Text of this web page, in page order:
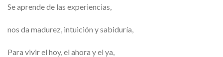
Se aprende de las experiencias,
nos da madurez, intuición y sabiduría,
Para vivir el hoy, el ahora y el ya,